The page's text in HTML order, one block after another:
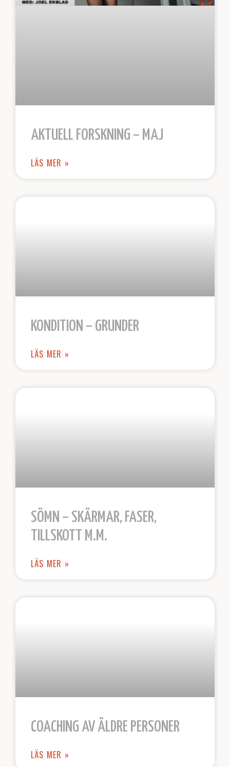
AKTUELL FORSKNING – MAJ
LÄS MER »
KONDITION – GRUNDER
LÄS MER »
SÖMN – SKÄRMAR, FASER,
TILLSKOTT M.M.
LÄS MER »
COACHING AV ÄLDRE PERSONER
LÄS MER »